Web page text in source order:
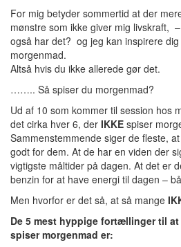
For mig betyder sommertid at der
mønstre som ikke giver mig livskraft,
også har det? og jeg kan inspirere
morgenmad.
Altså hvis du ikke allerede gør det.
…….. Så spiser du morgenmad?
Ud af 10 som kommer til session hos
det cirka hver 6, der IKKE spiser
Sammenstemmende siger de fleste,
godt for dem. At de har en viden der
vigtigste måltider på dagen. At det er
benzin for at have energi til dagen –
Men hvorfor er det så, at så mange
De 5 mest hyppige fortællinger til
spiser morgenmad er: